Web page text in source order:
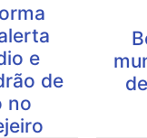
e
de
no